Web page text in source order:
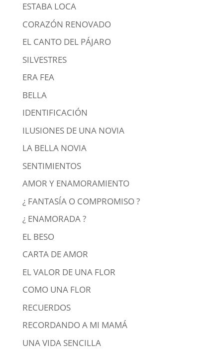
ESTABA LOCA
CORAZÓN RENOVADO
EL CANTO DEL PÁJARO
SILVESTRES
ERA FEA
BELLA
IDENTIFICACIÓN
ILUSIONES DE UNA NOVIA
LA BELLA NOVIA
SENTIMIENTOS
AMOR Y ENAMORAMIENTO
¿ FANTASÍA O COMPROMISO ?
¿ ENAMORADA ?
EL BESO
CARTA DE AMOR
EL VALOR DE UNA FLOR
COMO UNA FLOR
RECUERDOS
RECORDANDO A MI MAMÁ
UNA VIDA SENCILLA